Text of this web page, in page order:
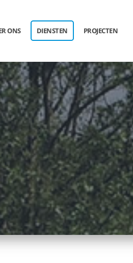
ONS DIENSTEN PROJECTEN